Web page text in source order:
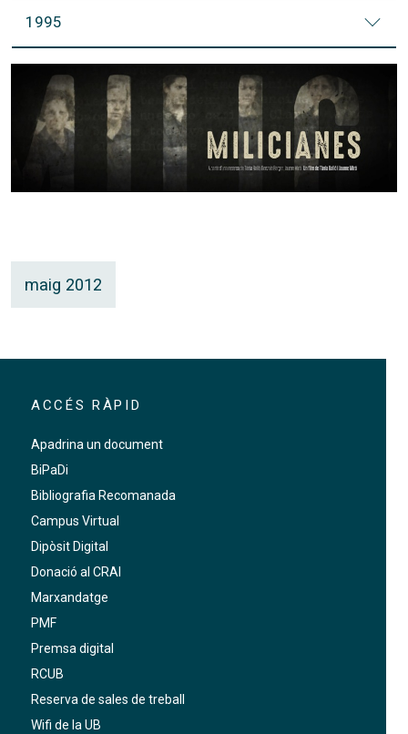
1995
maig 2012
ACCÉS RÀPID
Apadrina un document
BiPaDi
Bibliografia Recomanada
Campus Virtual
Dipòsit Digital
Donació al CRAI
Marxandatge
PMF
Premsa digital
RCUB
Reserva de sales de treball
Wifi de la UB